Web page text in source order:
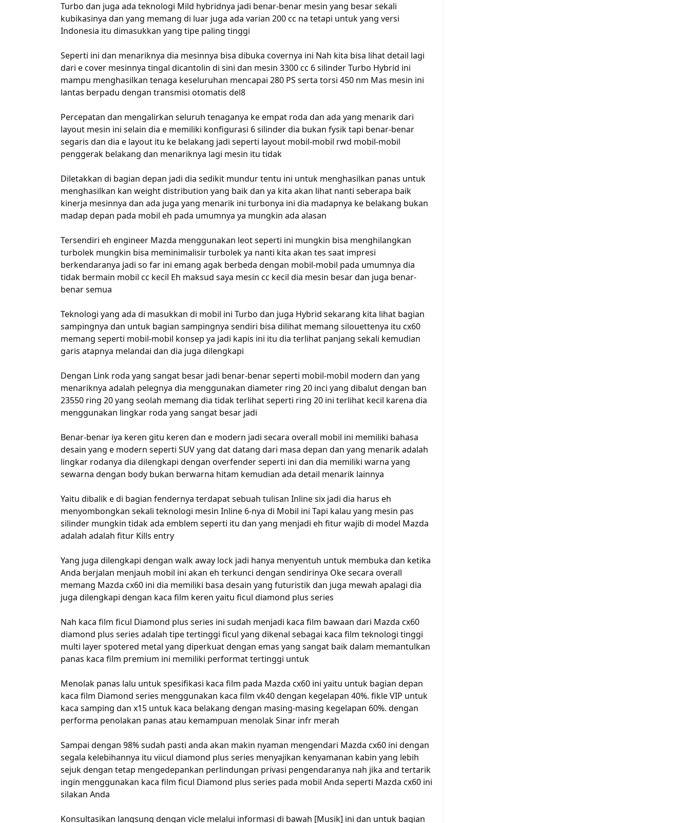
Turbo dan juga ada teknologi Mild hybridnya jadi benar-benar mesin yang besar sekali
kubikasinya dan yang memang di luar juga ada varian 200 cc na tetapi untuk yang versi
Indonesia itu dimasukkan yang tipe paling tinggi
Seperti ini dan menariknya dia mesinnya bisa dibuka covernya ini Nah kita bisa lihat detail lagi
dari e cover mesinnya tingal dicantolin di sini dan mesin 3300 cc 6 silinder Turbo Hybrid ini
mampu menghasilkan tenaga keseluruhan mencapai 280 PS serta torsi 450 nm Mas mesin ini
lantas berpadu dengan transmisi otomatis del8
Percepatan dan mengalirkan seluruh tenaganya ke empat roda dan ada yang menarik dari
layout mesin ini selain dia e memiliki konfigurasi 6 silinder dia bukan fysik tapi benar-benar
segaris dan dia e layout itu ke belakang jadi seperti layout mobil-mobil rwd mobil-mobil
penggerak belakang dan menariknya lagi mesin itu tidak
Diletakkan di bagian depan jadi dia sedikit mundur tentu ini untuk menghasilkan panas untuk
menghasilkan kan weight distribution yang baik dan ya kita akan lihat nanti seberapa baik
kinerja mesinnya dan ada juga yang menarik ini turbonya ini dia madapnya ke belakang bukan
madap depan pada mobil eh pada umumnya ya mungkin ada alasan
Tersendiri eh engineer Mazda menggunakan leot seperti ini mungkin bisa menghilangkan
turbolek mungkin bisa meminimalisir turbolek ya nanti kita akan tes saat impresi
berkendaranya jadi so far ini emang agak berbeda dengan mobil-mobil pada umumnya dia
tidak bermain mobil cc kecil Eh maksud saya mesin cc kecil dia mesin besar dan juga benar-
benar semua
Teknologi yang ada di masukkan di mobil ini Turbo dan juga Hybrid sekarang kita lihat bagian
sampingnya dan untuk bagian sampingnya sendiri bisa dilihat memang silouettenya itu cx60
memang seperti mobil-mobil konsep ya jadi kapis ini itu dia terlihat panjang sekali kemudian
garis atapnya melandai dan dia juga dilengkapi
Dengan Link roda yang sangat besar jadi benar-benar seperti mobil-mobil modern dan yang
menariknya adalah pelegnya dia menggunakan diameter ring 20 inci yang dibalut dengan ban
23550 ring 20 yang seolah memang dia tidak terlihat seperti ring 20 ini terlihat kecil karena dia
menggunakan lingkar roda yang sangat besar jadi
Benar-benar iya keren gitu keren dan e modern jadi secara overall mobil ini memiliki bahasa
desain yang e modern seperti SUV yang dat datang dari masa depan dan yang menarik adalah
lingkar rodanya dia dilengkapi dengan overfender seperti ini dan dia memiliki warna yang
sewarna dengan body bukan berwarna hitam kemudian ada detail menarik lainnya
Yaitu dibalik e di bagian fendernya terdapat sebuah tulisan Inline six jadi dia harus eh
menyombongkan sekali teknologi mesin Inline 6-nya di Mobil ini Tapi kalau yang mesin pas
silinder mungkin tidak ada emblem seperti itu dan yang menjadi eh fitur wajib di model Mazda
adalah adalah fitur Kills entry
Yang juga dilengkapi dengan walk away lock jadi hanya menyentuh untuk membuka dan ketika
Anda berjalan menjauh mobil ini akan eh terkunci dengan sendirinya Oke secara overall
memang Mazda cx60 ini dia memiliki basa desain yang futuristik dan juga mewah apalagi dia
juga dilengkapi dengan kaca film keren yaitu ficul diamond plus series
Nah kaca film ficul Diamond plus series ini sudah menjadi kaca film bawaan dari Mazda cx60
diamond plus series adalah tipe tertinggi ficul yang dikenal sebagai kaca film teknologi tinggi
multi layer spotered metal yang diperkuat dengan emas yang sangat baik dalam memantulkan
panas kaca film premium ini memiliki performat tertinggi untuk
Menolak panas lalu untuk spesifikasi kaca film pada Mazda cx60 ini yaitu untuk bagian depan
kaca film Diamond series menggunakan kaca film vk40 dengan kegelapan 40%. fikle VIP untuk
kaca samping dan x15 untuk kaca belakang dengan masing-masing kegelapan 60%. dengan
performa penolakan panas atau kemampuan menolak Sinar infr merah
Sampai dengan 98% sudah pasti anda akan makin nyaman mengendari Mazda cx60 ini dengan
segala kelebihannya itu viicul diamond plus series menyajikan kenyamanan kabin yang lebih
sejuk dengan tetap mengedepankan perlindungan privasi pengendaranya nah jika and tertarik
ingin menggunakan kaca film ficul Diamond plus series pada mobil Anda seperti Mazda cx60 ini
silakan Anda
Konsultasikan langsung dengan vicle melalui informasi di bawah [Musik] ini dan untuk bagian